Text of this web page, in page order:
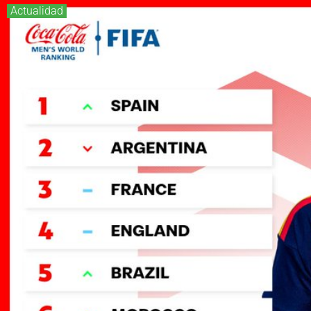
Actualidad